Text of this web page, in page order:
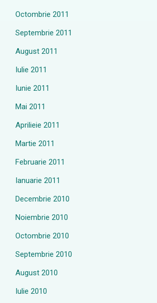
Octombrie 2011
Septembrie 2011
August 2011
Iulie 2011
Iunie 2011
Mai 2011
Aprilieie 2011
Martie 2011
Februarie 2011
Ianuarie 2011
Decembrie 2010
Noiembrie 2010
Octombrie 2010
Septembrie 2010
August 2010
Iulie 2010